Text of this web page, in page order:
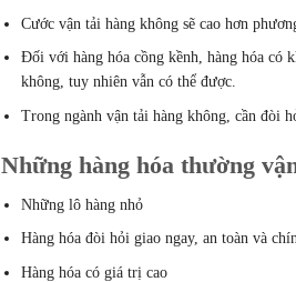
Cước vận tải hàng không sẽ cao hơn
Đối với hàng hóa cồng kềnh, hàng hóa có
không, tuy nhiên vẫn có thể được.
Trong ngành vận tải hàng không, cần đòi
Những hàng hóa thường
Những lô hàng nhỏ
Hàng hóa đòi hỏi giao ngay, an toàn và
Hàng hóa có giá trị cao